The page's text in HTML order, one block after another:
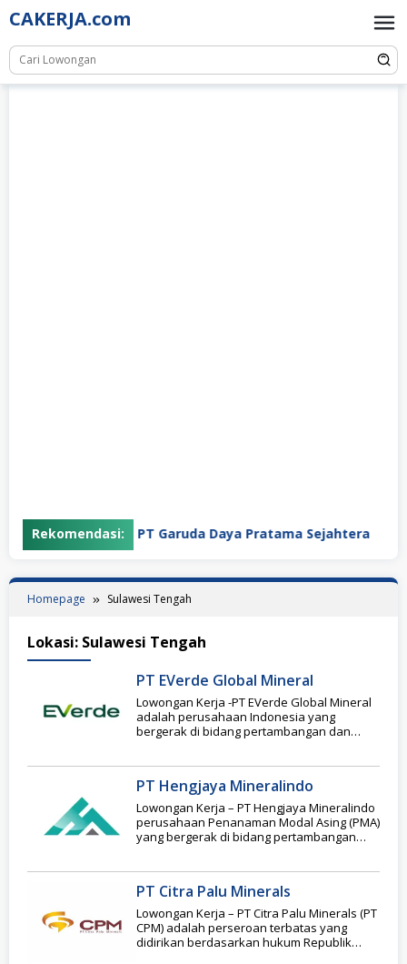
Skip
to
content
CAKERJA.com
Rekomendasi:PT Garuda Daya Pratama Sejahtera
Homepage Sulawesi Tengah
Lokasi: Sulawesi Tengah
PT EVerde Global Mineral
Lowongan Kerja -PT EVerde Global Mineral
adalah perusahaan Indonesia yang
bergerak di bidang pertambangan dan
PT Hengjaya Mineralindo
Lowongan Kerja – PT Hengjaya Mineralindo
perusahaan Penanaman Modal Asing (PMA)
yang bergerak di bidang pertambangan
PT Citra Palu Minerals
Lowongan Kerja – PT Citra Palu Minerals (PT
CPM) adalah perseroan terbatas yang
didirikan berdasarkan hukum Republik